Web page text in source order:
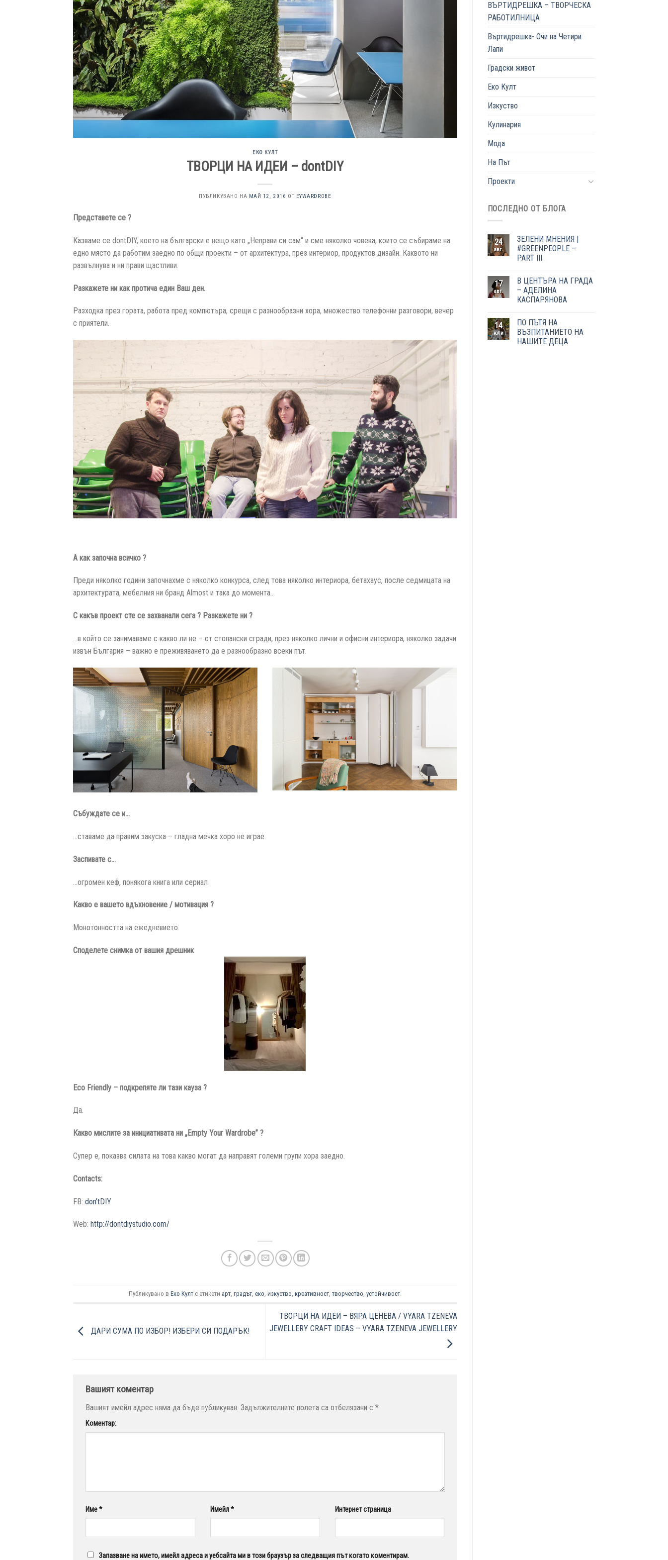
ЕКО КУЛТ
ТВОРЦИ НА ИДЕИ – dontDIY
ПУБЛИКУВАНО НА МАЙ 12, 2016 ОТ EYWARDROBE
Представете се ?
Казваме се dontDIY, което на български е нещо като „Неправи си сам“ и сме няколко човека, които се събираме на
едно място да работим заедно по общи проекти – от архитектура, през интериор, продуктов дизайн. Каквото ни
развълнува и ни прави щастливи.
Разкажете ни как протича един Ваш ден.
Разходка през гората, работа пред компютъра, срещи с разнообразни хора, множество телефонни разговори, вечер
с приятели.
А как започна всичко ?
Преди няколко години започнахме с няколко конкурса, след това няколко интериора, бетахаус, после седмицата на
архитектурата, мебелния ни бранд Almost и така до момента…
С какъв проект сте се захванали сега ? Разкажете ни ?
…в който се занимаваме с какво ли не – от стопански сгради, през няколко лични и офисни интериора, няколко задачи
извън България – важно е преживяването да е разнообразно всеки път.
Събуждате се и…
…ставаме да правим закуска – гладна мечка хоро не играе.
Заспивате с…
…огромен кеф, понякога книга или сериал
Какво е вашето вдъхновение / мотивация ?
Монотонността на ежедневието.
Споделете снимка от вашия дрешник
Eco Friendly – подкрепяте ли тази кауза ?
Да.
Какво мислите за инициативата ни „Empty Your Wardrobe” ?
Супер е, показва силата на това какво могат да направят големи групи хора заедно.
Contacts:
FB: don’tDIY
Web: http://dontdiystudio.com/
Публикувано в Еко Култс етикети арт, градът, еко изкуство креативност, творчество устойчивост.
ДАРИ СУМА ПО ИЗБОР! ИЗБЕРИ СИ ПОДАРЪК!
ТВОРЦИ НА ИДЕИ – ВЯРА ЦЕНЕВА / VYARA TZENEVA
JEWELLERY CRAFT IDEAS – VYARA TZENEVA JEWELLERY
Вашият коментар
Вашият имейл адрес няма да бъде публикуван. Задължителните полета са отбелязани с *
Коментар:
Име* Имейл* Интернет страница
Запазване на името, имейл адреса и уебсайта ми в този браузър за следващия път когато коментирам.
ВЪРТИДРЕШКА – ТВОРЧЕСКА
РАБОТИЛНИЦА
Въртидрешка- Очи на Четири
Лапи
Градски живот
Еко Култ
Изкуство
Кулинария
Мода
На Път
Проекти
ПОСЛЕДНО ОТ БЛОГА
24
авг.
ЗЕЛЕНИ МНЕНИЯ |
#GREENPEOPLE –
PART III
17
авг.
В ЦЕНТЪРА НА ГРАДА
– АДЕЛИНА
КАСПАРЯНОВА
14
юли
ПО ПЪТЯ НА
ВЪЗПИТАНИЕТО НА
НАШИТЕ ДЕЦА